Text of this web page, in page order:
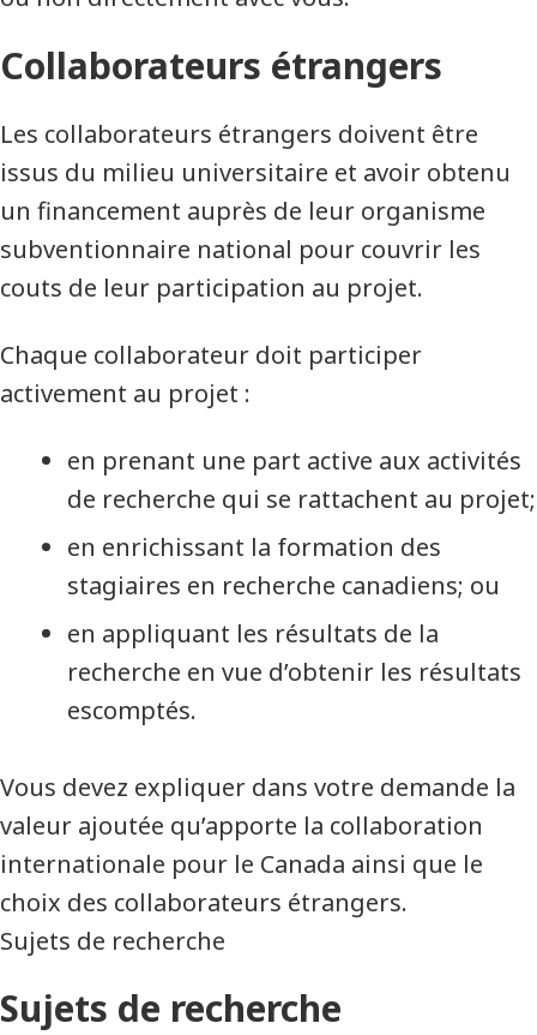
Collaborateurs étrangers
Les collaborateurs étrangers doivent être
issus du milieu universitaire et avoir obtenu
un financement auprès de leur organisme
subventionnaire national pour couvrir les
couts de leur participation au projet.
Chaque collaborateur doit participer
activement au projet :
en prenant une part active aux activités
de recherche qui se rattachent au projet;
en enrichissant la formation des
stagiaires en recherche canadiens; ou
en appliquant les résultats de la
recherche en vue d’obtenir les résultats
escomptés.
Vous devez expliquer dans votre demande la
valeur ajoutée qu’apporte la collaboration
internationale pour le Canada ainsi que le
choix des collaborateurs étrangers.
Sujets de recherche
Sujets de recherche